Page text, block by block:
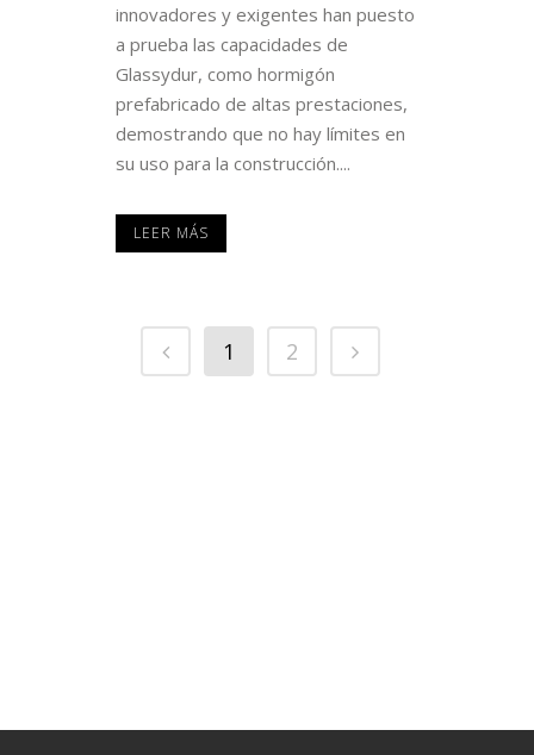
innovadores y exigentes han puesto
a prueba las capacidades de
Glassydur, como hormigón
prefabricado de altas prestaciones,
demostrando que no hay límites en
su uso para la construcción....
LEER MÁS
1 2